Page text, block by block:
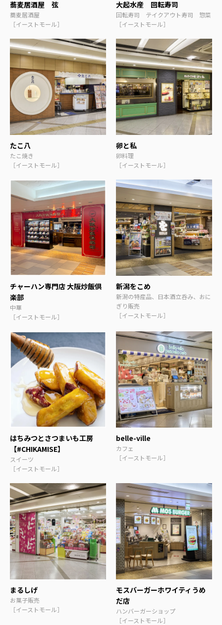
蕎麦居酒屋 弦
蕎麦居酒屋
［イーストモール］
大起水産 回転寿司
回転寿司 テイクアウト寿司 惣菜
［イーストモール］
たこ八
たこ焼き
［イーストモール］
卵と私
卵料理
［イーストモール］
チャーハン専門店 大阪炒飯倶
楽部
中華
［イーストモール］
新潟をこめ
新潟の特産品、日本酒立呑み、おに
ぎり販売
［イーストモール］
はちみつとさつまいも工房
【#CHIKAMISE】
スイーツ
［イーストモール］
belle-ville
カフェ
［イーストモール］
まるしげ
お菓子販売
［イーストモール］
モスバーガーホワイティうめ
だ店
ハンバーガーショップ
［イーストモール］